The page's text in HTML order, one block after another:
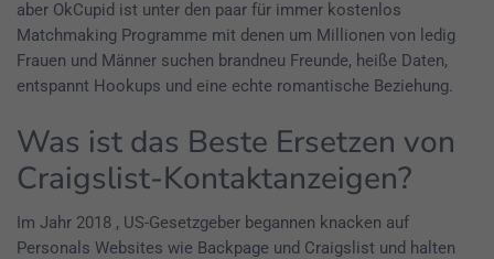
aber OkCupid ist unter den paar für immer kostenlos
Matchmaking Programme mit denen um Millionen von ledig
Frauen und Männer suchen brandneu Freunde, heiße Daten,
entspannt Hookups und eine echte romantische Beziehung.
Was ist das Beste Ersetzen von
Craigslist-Kontaktanzeigen?
Im Jahr 2018 , US-Gesetzgeber begannen knacken auf
Personals Websites wie Backpage und Craigslist und halten